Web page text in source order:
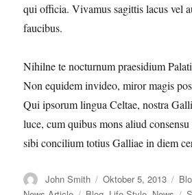
qui officia. Vivamus sagittis lacus vel
faucibus.
Nihilne te nocturnum praesidium
Non equidem invideo, miror magis
Qui ipsorum lingua Celtae, nostra
luce, cum quibus mons aliud
sibi concilium totius Galliae in diem
Autor
John Smith
Veröffentlicht
Oktober 5, 2013